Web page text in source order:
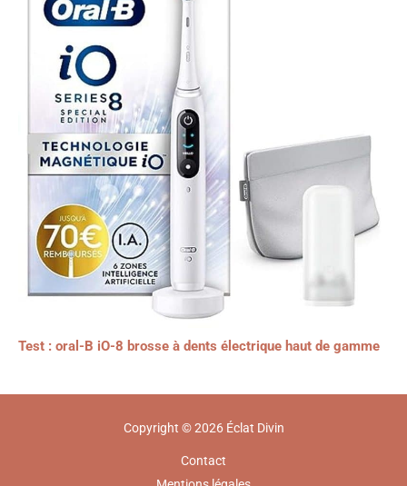
Test : oral-B iO-8 brosse à dents électrique haut de gamme
Copyright © 2026 Éclat Divin
Contact